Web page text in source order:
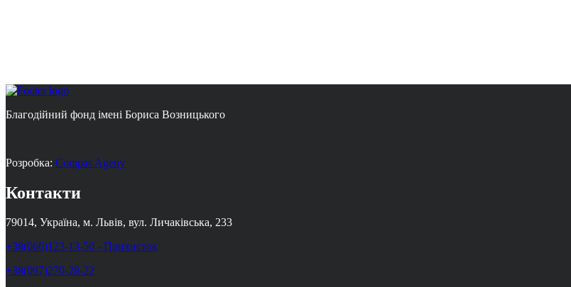
Благодійний фонд імені Бориса Возницького
Розробка: Compas Ageny
Контакти
79014, Україна, м. Львів, вул. Личаківська, 233
+38(066)123-13-50 - Прихисток
+38(097)270-28-22